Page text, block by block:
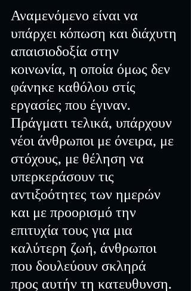
Αναμενόμενο είναι να
υπάρχει κόπωση και διάχυτη
απαισιοδοξία στην
κοινωνία, η οποία όμως δεν
φάνηκε καθόλου στίς
εργασίες που έγιναν.
Πράγματι τελικά, υπάρχουν
νέοι άνθρωποι με όνειρα, με
στόχους, με θέληση να
υπερκεράσουν τις
αντιξοότητες των ημερών
και με προορισμό την
επιτυχία τους για μια
καλύτερη ζωή, άνθρωποι
που δουλεύουν σκληρά
προς αυτήν τη κατευθυνση.